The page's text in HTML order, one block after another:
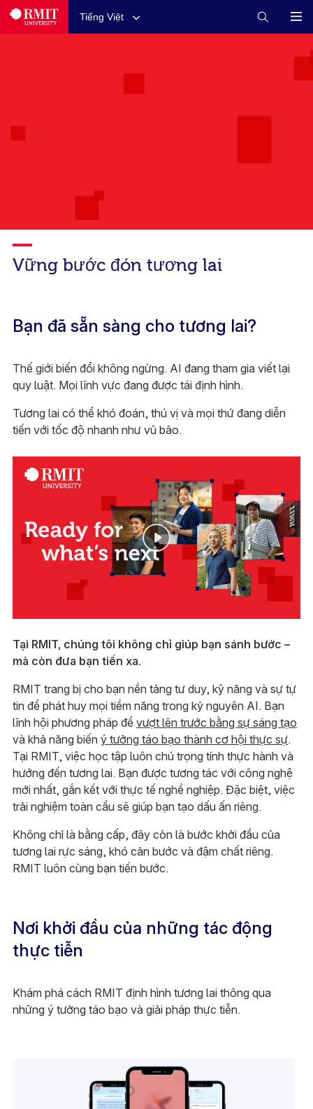
Tiếng Việt
Vững bước đón tương lai
Bạn đã sẵn sàng cho tương lai?
Thế giới biến đổi không ngừng. AI đang tham gia viết lại
quy luật. Mọi lĩnh vực đang được tái định hình.
Tương lai có thể khó đoán, thú vị và mọi thứ đang diễn
tiến với tốc độ nhanh như vũ bão.
Tại RMIT, chúng tôi không chỉ giúp bạn sánh bước –
mà còn đưa bạn tiến xa.
RMIT trang bị cho bạn nền tảng tư duy, kỹ năng và sự tự
tin để phát huy mọi tiềm năng trong kỷ nguyên AI. Bạn
lĩnh hội phương pháp để vượt lên trước bằng sự sáng tạo
và khả năng biến ý tưởng táo bạo thành cơ hội thực sự.
Tại RMIT, việc học tập luôn chú trọng tính thực hành và
hướng đến tương lai. Bạn được tương tác với công nghệ
mới nhất, gắn kết với thực tế nghề nghiệp. Đặc biệt, việc
trải nghiệm toàn cầu sẽ giúp bạn tạo dấu ấn riêng.
Không chỉ là bằng cấp, đây còn là bước khởi đầu của
tương lai rực sáng, khó cản bước và đậm chất riêng.
RMIT luôn cùng bạn tiến bước.
Nơi khởi đầu của những tác động
thực tiễn
Khám phá cách RMIT định hình tương lai thông qua
những ý tưởng táo bạo và giải pháp thực tiễn.